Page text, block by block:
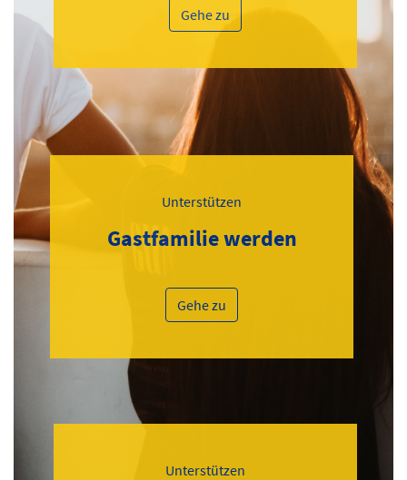
Gehe zu
Unterstützen
Gastfamilie werden
Gehe zu
Unterstützen